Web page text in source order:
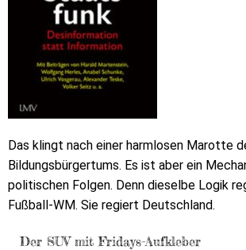
Das klingt nach einer harmlosen Marotte
Bildungsbürgertums. Es ist aber ein
politischen Folgen. Denn dieselbe Logik
Fußball-WM. Sie regiert Deutschland.
Der SUV mit Fridays-Aufkleber